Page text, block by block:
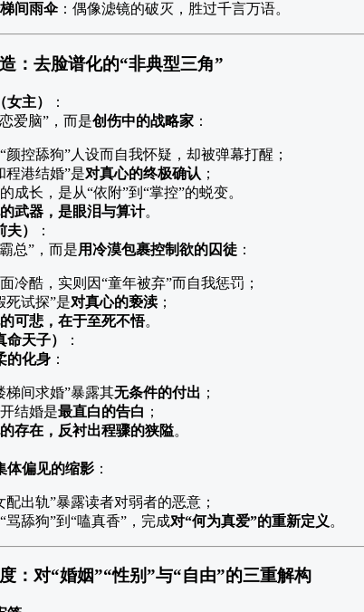
间雨伞：偶像滤镜的破灭，胜过千言万语。
：去脸谱化的“非典型三角”
主）
：
爱脑”，而是创伤中的战略家 ：
颜控舔狗”人设而自我怀疑，却被弹幕打醒；
程港结婚”是对真心的终极确认 ；
成长，是从“依附”到“掌控”的蜕变。
武器，是眼泪与算计。
）
：
总”，而是用冷漠包裹控制欲的囚徒 ：
冷酷，实则因“童年被弃”而自我惩罚；
死试探”是对真心的亵渎；
可悲，在于至死不悟。
天子）
：
的化身 ：
梯间求婚”暴露其无条件的付出 ；
结婚是最直白的告白 ；
存在，反衬出程骤的狭隘。
体偏见的缩影 ：
配出轨”暴露读者对弱者的恶意；
骂舔狗”到“嗑真香”，完成对“何为真爱”的重新定义 。
：对“婚姻”“性别”与“自由”的三重解构